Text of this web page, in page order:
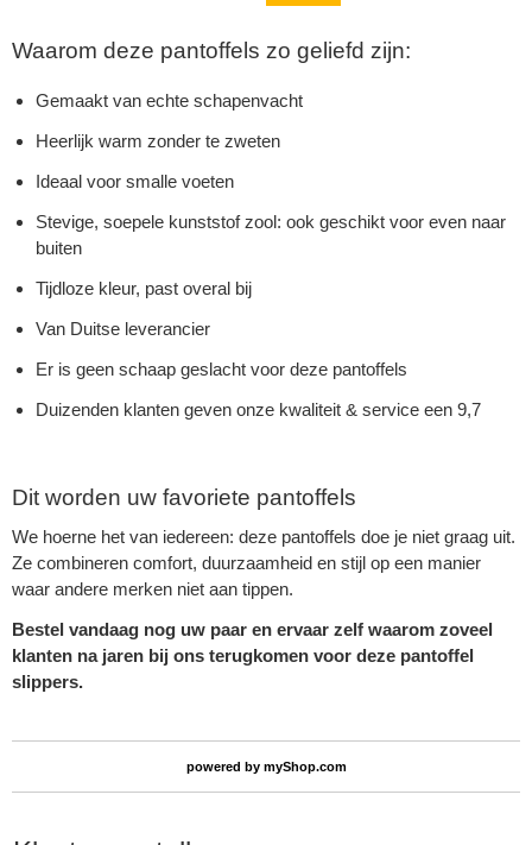
Waarom deze pantoffels zo geliefd zijn:
Gemaakt van echte schapenvacht
Heerlijk warm zonder te zweten
Ideaal voor smalle voeten
Stevige, soepele kunststof zool: ook geschikt voor even naar
buiten
Tijdloze kleur, past overal bij
Van Duitse leverancier
Er is geen schaap geslacht voor deze pantoffels
Duizenden klanten geven onze kwaliteit & service een 9,7
Dit worden uw favoriete pantoffels
We hoerne het van iedereen: deze pantoffels doe je niet graag uit.
Ze combineren comfort, duurzaamheid en stijl op een manier
waar andere merken niet aan tippen.
Bestel vandaag nog uw paar en ervaar zelf waarom zoveel
klanten na jaren bij ons terugkomen voor deze pantoffel
slippers.
powered by myShop.com